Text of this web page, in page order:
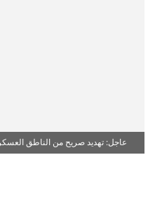
عاجل: تهديد صريح من الناطق